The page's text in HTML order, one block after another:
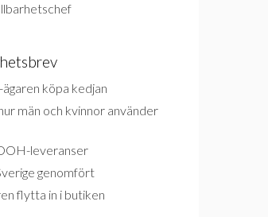
köpa kedjan
män och kvinnor använder
leveranser
genomfört
flytta in i butiken